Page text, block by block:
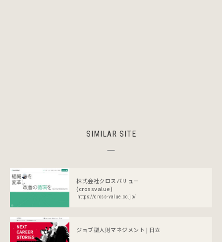
SIMILAR SITE
株式会社クロスバリュー
(crossvalue)
https://cross-value.co.jp/
ジョブ型人財マネジメント | 日立